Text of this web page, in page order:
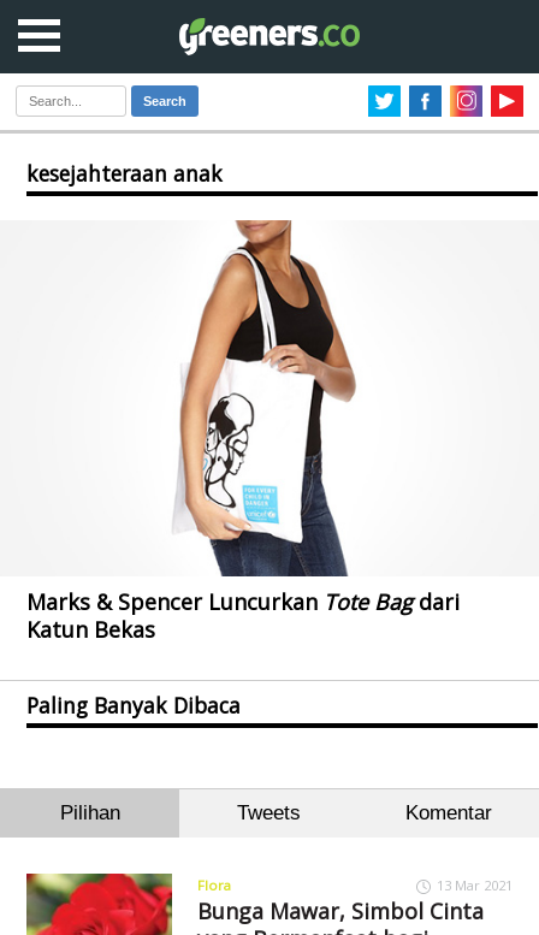
Search
kesejahteraan anak
Marks & Spencer Luncurkan Tote Bagdari
Katun Bekas
Paling Banyak Dibaca
Pilihan Tweets Komentar
Flora 13 Mar 2021
Bunga Mawar, Simbol Cinta